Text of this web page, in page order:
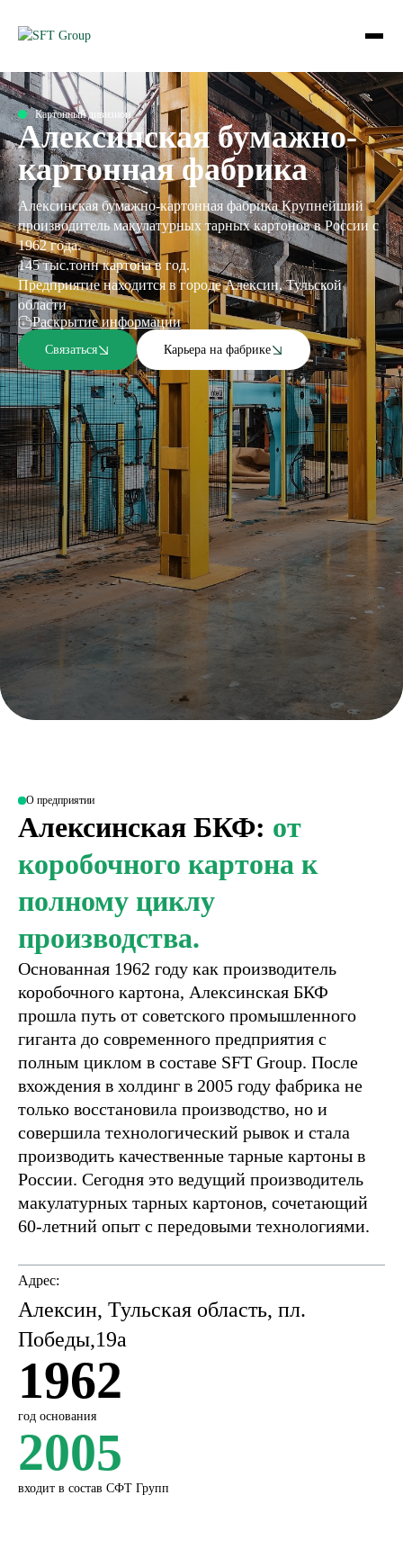
Картонный дивизион
Алексинская бумажно-
картонная фабрика
Алексинская бумажно-картонная фабрика Крупнейший
производитель макулатурных тарных картонов в России с
1962 года.
145 тыс.тонн картона в год.
Предприятие находится в городе Алексин, Тульской
области
Связаться Карьера на фабрике
Раскрытие информации
О предприятии
Алексинская БКФ: от
коробочного картона к
полному циклу
производства.
Основанная 1962 году как производитель
коробочного картона, Алексинская БКФ
прошла путь от советского промышленного
гиганта до современного предприятия с
полным циклом в составе SFT Group. После
вхождения в холдинг в 2005 году фабрика не
только восстановила производство, но и
совершила технологический рывок и стала
производить качественные тарные картоны в
России. Сегодня это ведущий производитель
макулатурных тарных картонов, сочетающий
60-летний опыт с передовыми технологиями.
Адрес:
Алексин, Тульская область, пл.
Победы,19а
1962
год основания
2005
входит в состав СФТ Групп